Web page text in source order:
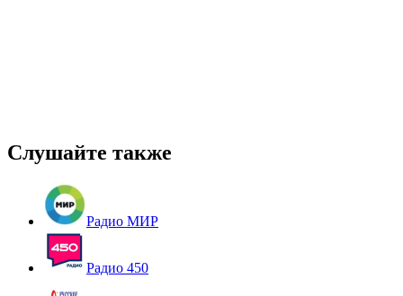
Слушайте также
Радио МИР
Радио 450